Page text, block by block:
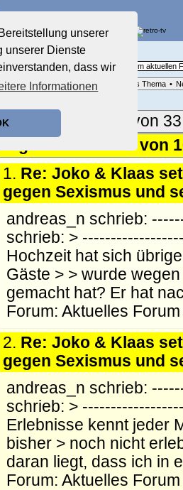
unserer
unserer Dienste
dass wir
Informationen
Aktuelles Forum
Fragen, Antworten und Meinungen zum aktuellen
Forenliste • Themenübersicht Neues Thema •
Aktuelle Seite:
1 von 33
Ergebnisse 1 - 50 von
1. Re: Joko & Klaas
gegen Sexismus und
andreas_n schrieb:
schrieb: >
Hochzeit hat sich
Gäste > > wurde
gemacht hat? Er hat
Forum: Aktuelles Forum
2. Re: Joko & Klaas
gegen Sexismus und
andreas_n schrieb:
schrieb: >
Erlebnisse kennt jeder
bisher > noch nicht
daran liegt, dass ich in
Forum: Aktuelles Forum